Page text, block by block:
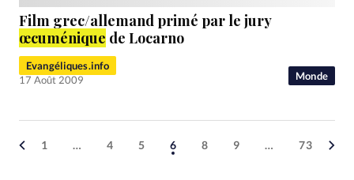
Monde
Film grec/allemand primé par le jury
œcuménique de Locarno
Evangéliques.info
17 Août 2009
1 … 4 5 6 8 9 … 73